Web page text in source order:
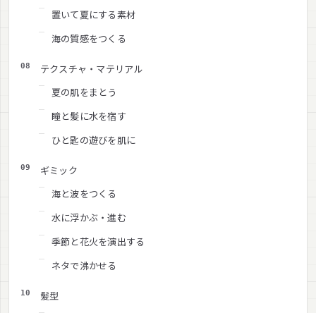
置いて夏にする素材
海の質感をつくる
テクスチャ・マテリアル
夏の肌をまとう
瞳と髪に水を宿す
ひと匙の遊びを肌に
ギミック
海と波をつくる
水に浮かぶ・進む
季節と花火を演出する
ネタで沸かせる
髪型